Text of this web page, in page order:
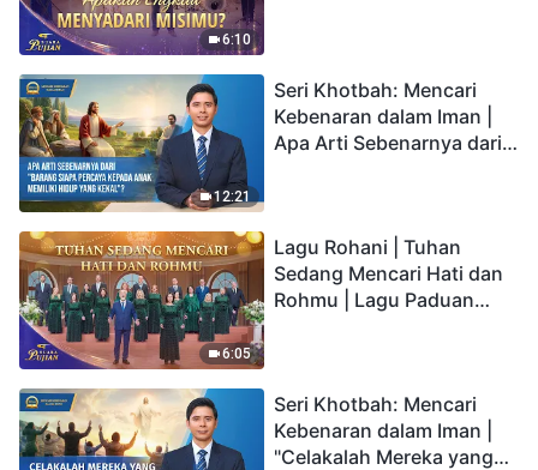
6:10
12:21
Seri Khotbah: Mencari
Kebenaran dalam Iman |
Apa Arti Sebenarnya dari
6:05
Lagu Rohani | Tuhan
Sedang Mencari Hati dan
Rohmu | Lagu Paduan
Seri Khotbah: Mencari
Kebenaran dalam Iman |
"Celakalah Mereka yang